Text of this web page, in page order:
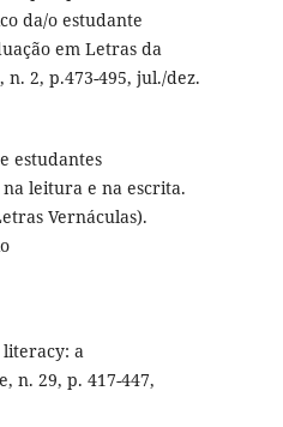
da/o estudante
em Letras da
n. 2, p.473-495, jul./dez.
estudantes
leitura e na escrita.
Vernáculas).
literacy: a
n. 29, p. 417-447,